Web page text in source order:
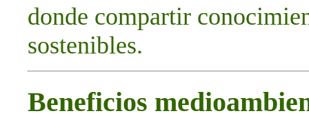
donde compartir
sostenibles.
Beneficios